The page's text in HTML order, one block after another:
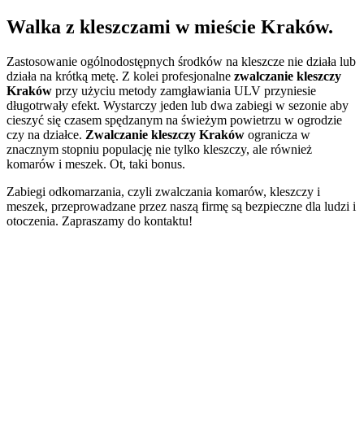
Walka z kleszczami w mieście Kraków.
Zastosowanie ogólnodostępnych środków na kleszcze nie działa lub
działa na krótką metę. Z kolei profesjonalne zwalczanie kleszczy
Kraków przy użyciu metody zamgławiania ULV przyniesie
długotrwały efekt. Wystarczy jeden lub dwa zabiegi w sezonie aby
cieszyć się czasem spędzanym na świeżym powietrzu w ogrodzie
czy na działce. Zwalczanie kleszczy Kraków ogranicza w
znacznym stopniu populację nie tylko kleszczy, ale również
komarów i meszek. Ot, taki bonus.
Zabiegi odkomarzania, czyli zwalczania komarów, kleszczy i
meszek, przeprowadzane przez naszą firmę są bezpieczne dla ludzi i
otoczenia. Zapraszamy do kontaktu!